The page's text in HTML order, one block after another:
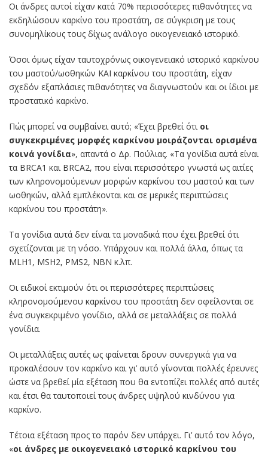
Οι άνδρες αυτοί είχαν κατά 70% περισσότερες πιθανότητες να
εκδηλώσουν καρκίνο του προστάτη, σε σύγκριση με τους
συνομηλίκους τους δίχως ανάλογο οικογενειακό ιστορικό.
Όσοι όμως είχαν ταυτοχρόνως οικογενειακό ιστορικό καρκίνου
του μαστού/ωοθηκών ΚΑΙ καρκίνου του προστάτη, είχαν
σχεδόν εξαπλάσιες πιθανότητες να διαγνωστούν και οι ίδιοι με
προστατικό καρκίνο.
Πώς μπορεί να συμβαίνει αυτό; «Έχει βρεθεί ότιοι
συγκεκριμένες μορφές καρκίνου μοιράζονται ορισμένα
κοινά γονίδια», απαντά ο Δρ. Πούλιας. «Τα γονίδια αυτά είναι
τα BRCA1 και BRCA2, που είναι περισσότερο γνωστά ως αιτίες
των κληρονομούμενων μορφών καρκίνου του μαστού και των
ωοθηκών, αλλά εμπλέκονται και σε μερικές περιπτώσεις
καρκίνου του προστάτη».
Τα γονίδια αυτά δεν είναι τα μοναδικά που έχει βρεθεί ότι
σχετίζονται με τη νόσο. Υπάρχουν και πολλά άλλα, όπως τα
MLH1, MSH2, PMS2, ΝΒΝ κ.λπ.
Οι ειδικοί εκτιμούν ότι οι περισσότερες περιπτώσεις
κληρονομούμενου καρκίνου του προστάτη δεν οφείλονται σε
ένα συγκεκριμένο γονίδιο, αλλά σε μεταλλάξεις σε πολλά
γονίδια.
Οι μεταλλάξεις αυτές ως φαίνεται δρουν συνεργικά για να
προκαλέσουν τον καρκίνο και γι’ αυτό γίνονται πολλές έρευνες
ώστε να βρεθεί μία εξέταση που θα εντοπίζει πολλές από αυτές
και έτσι θα ταυτοποιεί τους άνδρες υψηλού κινδύνου για
καρκίνο.
Τέτοια εξέταση προς το παρόν δεν υπάρχει. Γι’ αυτό τον λόγο,
«οι άνδρες με οικογενειακό ιστορικό καρκίνου του